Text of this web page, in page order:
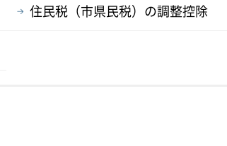
住民税（市県民税）の調整控除